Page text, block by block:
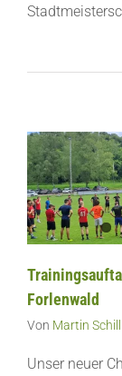
Trainingsauftakt der
SG BroTuBo im
Bombacher
Forlenwald
SVB
Forlenwald
Von Martin
Unser neuer